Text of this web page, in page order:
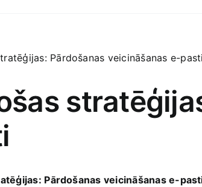
Pārdošanas veicināšanas e-